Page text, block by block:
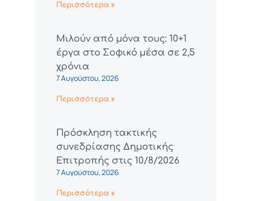
Περισσότερα »
Μιλούν από μόνα τους: 10+1
έργα στο Σοφικό μέσα σε 2,5
χρόνια
7 Αυγούστου, 2026
Περισσότερα »
Πρόσκληση τακτικής
συνεδρίασης Δημοτικής
Επιτροπής στις 10/8/2026
7 Αυγούστου, 2026
Περισσότερα »